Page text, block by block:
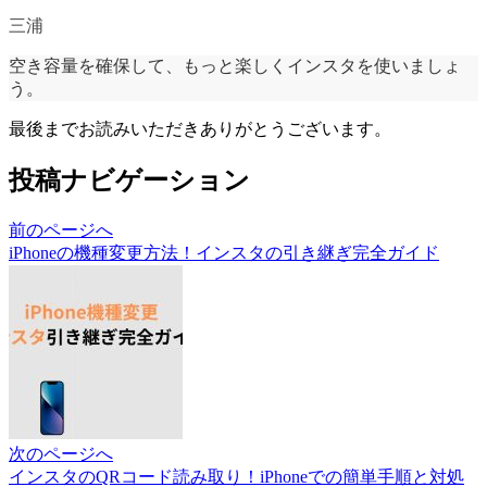
三浦
空き容量を確保して、もっと楽しくインスタを使いましょ
う。
最後までお読みいただきありがとうございます。
投稿ナビゲーション
前のページへ
iPhoneの機種変更方法！インスタの引き継ぎ完全ガイド
次のページへ
インスタのQRコード読み取り！iPhoneでの簡単手順と対処